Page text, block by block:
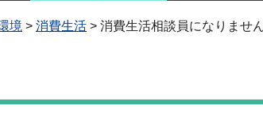
境 > 消費生活 > 消費生活相談員になりませ